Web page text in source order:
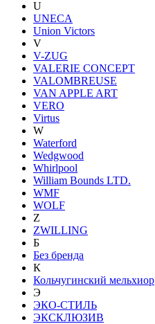
U
UNECA
Union Victors
V
V-ZUG
VALERIE CONCEPT
VALOMBREUSE
VAN APPLE ART
VERO
Virtus
W
Waterford
Wedgwood
Whirlpool
William Bounds LTD.
WMF
WOLF
Z
ZWILLING
Б
Без бренда
К
Кольчугинский мельхиор
Э
ЭКО-СТИЛЬ
ЭКСКЛЮЗИВ